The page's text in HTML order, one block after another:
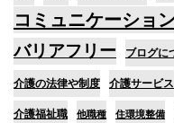
コミュニケーショ
バリアフリー ブログに
介護の法律や制度 介護サービス
介護福祉職 他職種 住環境整備